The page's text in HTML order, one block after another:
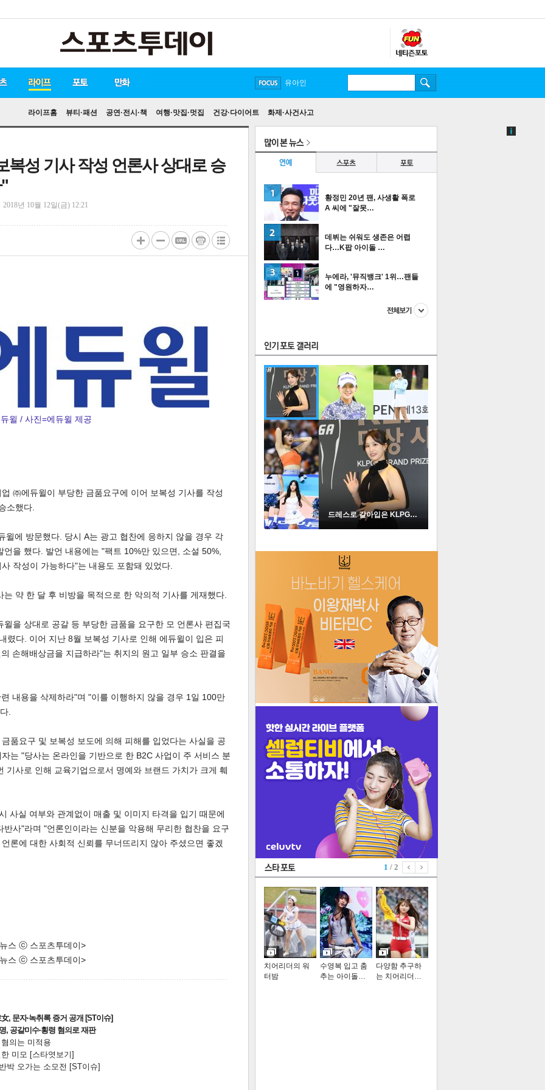
라이프홈 뷰티·패션 공연·전시·책 여행·맛집·멋집 건강·다이어트 화제·사건사고
포토
만화
FOCUS
방탄소년단
손흥민
유아인
송중기
복성 기사 작성 언론사 상대로 승
2018년 10월 12일(금) 12:21
텍스 텍스 url 복 인쇄 목록
윌 / 사진=에듀윌 제공
㈜에듀윌이 부당한 금품요구에 이어 보복성 기사를 작성
소했다.
윌에 방문했다. 당시 A는 광고 협찬에 응하지 않을 경우 각
을 했다. 발언 내용에는 "팩트 10%만 있으면, 소설 50%,
작성이 가능하다"는 내용도 포함돼 있었다.
약 한 달 후 비방을 목적으로 한 악의적 기사를 게재했다.
을 상대로 공갈 등 부당한 금품을 요구한 모 언론사 편집국
렸다. 이어 지난 8월 보복성 기사로 인해 에듀윌이 입은 피
손해배상금을 지급하라"는 취지의 원고 일부 승소 판결을
내용을 삭제하라"며 "이를 이행하지 않을 경우 1일 100만
.
품요구 및 보복성 보도에 의해 피해를 입었다는 사실을 공
는 "당사는 온라인을 기반으로 한 B2C 사업이 주 서비스 분
기사로 인해 교육기업으로서 명예와 브랜드 가치가 크게 훼
사실 여부와 관계없이 매출 및 이미지 타격을 입기 때문에
사"라며 "언론인이라는 신분을 악용해 무리한 협찬을 요구
론에 대한 사회적 신뢰를 무너뜨리지 않아 주셨으면 좋겠
스 ⓒ 스포츠투데이>
스 ⓒ 스포츠투데이>
, 문자·녹취록 증거 공개 [ST이슈]
, 공갈미수·횡령 혐의로 재판
의는 미적용
미모 [스타엿보기]
박 오가는 소모전 [ST이슈]
많이 본 뉴스
연예
스포츠 포토
황정민 20년 팬, 사생활 폭로
A 씨에 "잘못…
2
데뷔는 쉬워도 생존은 어렵
다…K팝 아이돌 …
누에라, '뮤직뱅크' 1위…팬들
에 "영원하자…
더보기
인기포토
드레스로 갈아입은 KLPGA …
1 / 2
치어리더의 워
터밤
수영복 입고 춤
추는 아이돌…
다양함 추구하
는 치어리더…